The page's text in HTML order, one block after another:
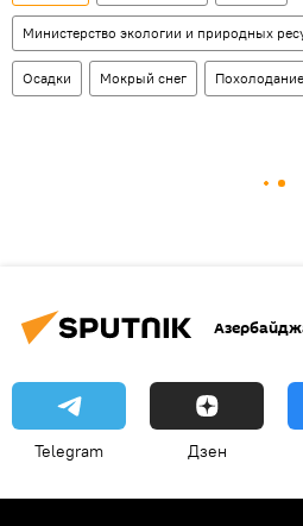
Министерство экологии и природных
Осадки Мокрый снег Похолодание
Telegram Дзен